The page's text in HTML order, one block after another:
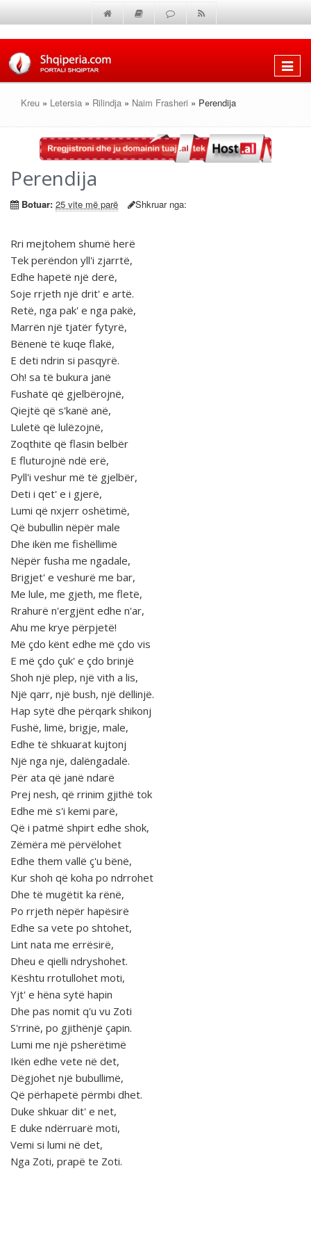
Shfaq
Kreu » Letersia » Rilindja » Naim Frasheri » Perendija
Perendija
Botuar: 25 vite më parë Shkruar nga:
Rri mejtohem shumë herë
Tek perëndon yll'i zjarrtë,
Edhe hapetë një derë,
Soje rrjeth një drit' e artë.
Retë, nga pak' e nga pakë,
Marrën një tjatër fytyrë,
Bënenë të kuqe flakë,
E deti ndrin si pasqyrë.
Oh! sa të bukura janë
Fushatë që gjelbërojnë,
Qiejtë që s'kanë anë,
Luletë që lulëzojnë,
Zoqthitë që flasin belbër
E fluturojnë ndë erë,
Pyll'i veshur më të gjelbër,
Deti i qet' e i gjerë,
Lumi që nxjerr oshëtimë,
Që bubullin nëpër male
Dhe ikën me fishëllimë
Nëpër fusha me ngadale,
Brigjet' e veshurë me bar,
Me lule, me gjeth, me fletë,
Rrahurë n'ergjënt edhe n'ar,
Ahu me krye përpjetë!
Më çdo kënt edhe më çdo vis
E më çdo çuk' e çdo brinjë
Shoh një plep, një vith a lis,
Një qarr, një bush, një dëllinjë.
Hap sytë dhe përqark shikonj
Fushë, limë, brigje, male,
Edhe të shkuarat kujtonj
Një nga një, dalëngadalë.
Për ata që janë ndarë
Prej nesh, që rrinim gjithë tok
Edhe më s'i kemi parë,
Që i patmë shpirt edhe shok,
Zëmëra më përvëlohet
Edhe them vallë ç'u bënë,
Kur shoh që koha po ndrrohet
Dhe të mugëtit ka rënë,
Po rrjeth nëpër hapësirë
Edhe sa vete po shtohet,
Lint nata me errësirë,
Dheu e qielli ndryshohet.
Kështu rrotullohet moti,
Yjt' e hëna sytë hapin
Dhe pas nomit q'u vu Zoti
S'rrinë, po gjithënjë çapin.
Lumi me një psherëtimë
Ikën edhe vete në det,
Dëgjohet një bubullimë,
Që përhapetë përmbi dhet.
Duke shkuar dit' e net,
E duke ndërruarë moti,
Vemi si lumi në det,
Nga Zoti, prapë te Zoti.